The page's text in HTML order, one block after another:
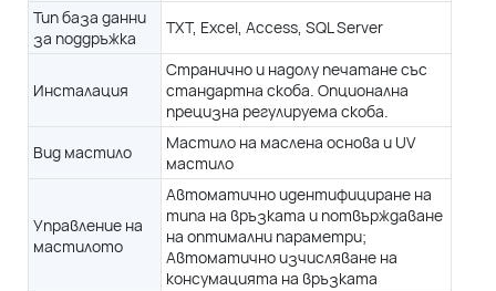
Тип база данни
за поддръжка
TXT, Excel, Access, SQL Server
Инсталация
Странично и надолу печатане със
стандартна скоба. Опционална
прецизна регулируема скоба.
Вид мастило
Мастило на маслена основа и UV
мастило
Управление на
мастилото
Автоматично идентифициране на
типа на връзката и потвърждаване
на оптимални параметри;
Автоматично изчисляване на
консумацията на връзката
основа и UV мастило
връзката и потвърждаване на оптимални параметри;
на консумацията на връзката
Диапазон на влажност (относителна влажност, без
Макс. 90%
375,5x169x56 мм
Корпус 13,6 кг + Печатаща глава 3,6 кг